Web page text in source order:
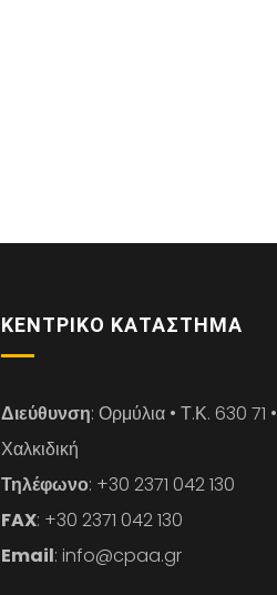
ΚΕΝΤΡΙΚΌ ΚΑΤΆΣΤΗΜΑ
Διεύθυνση: Ορμύλια • Τ.Κ. 630 71 •
Χαλκιδική
Τηλέφωνο: +30 2371 042 130
FAX: +30 2371 042 130
Email: info@cpaa.gr